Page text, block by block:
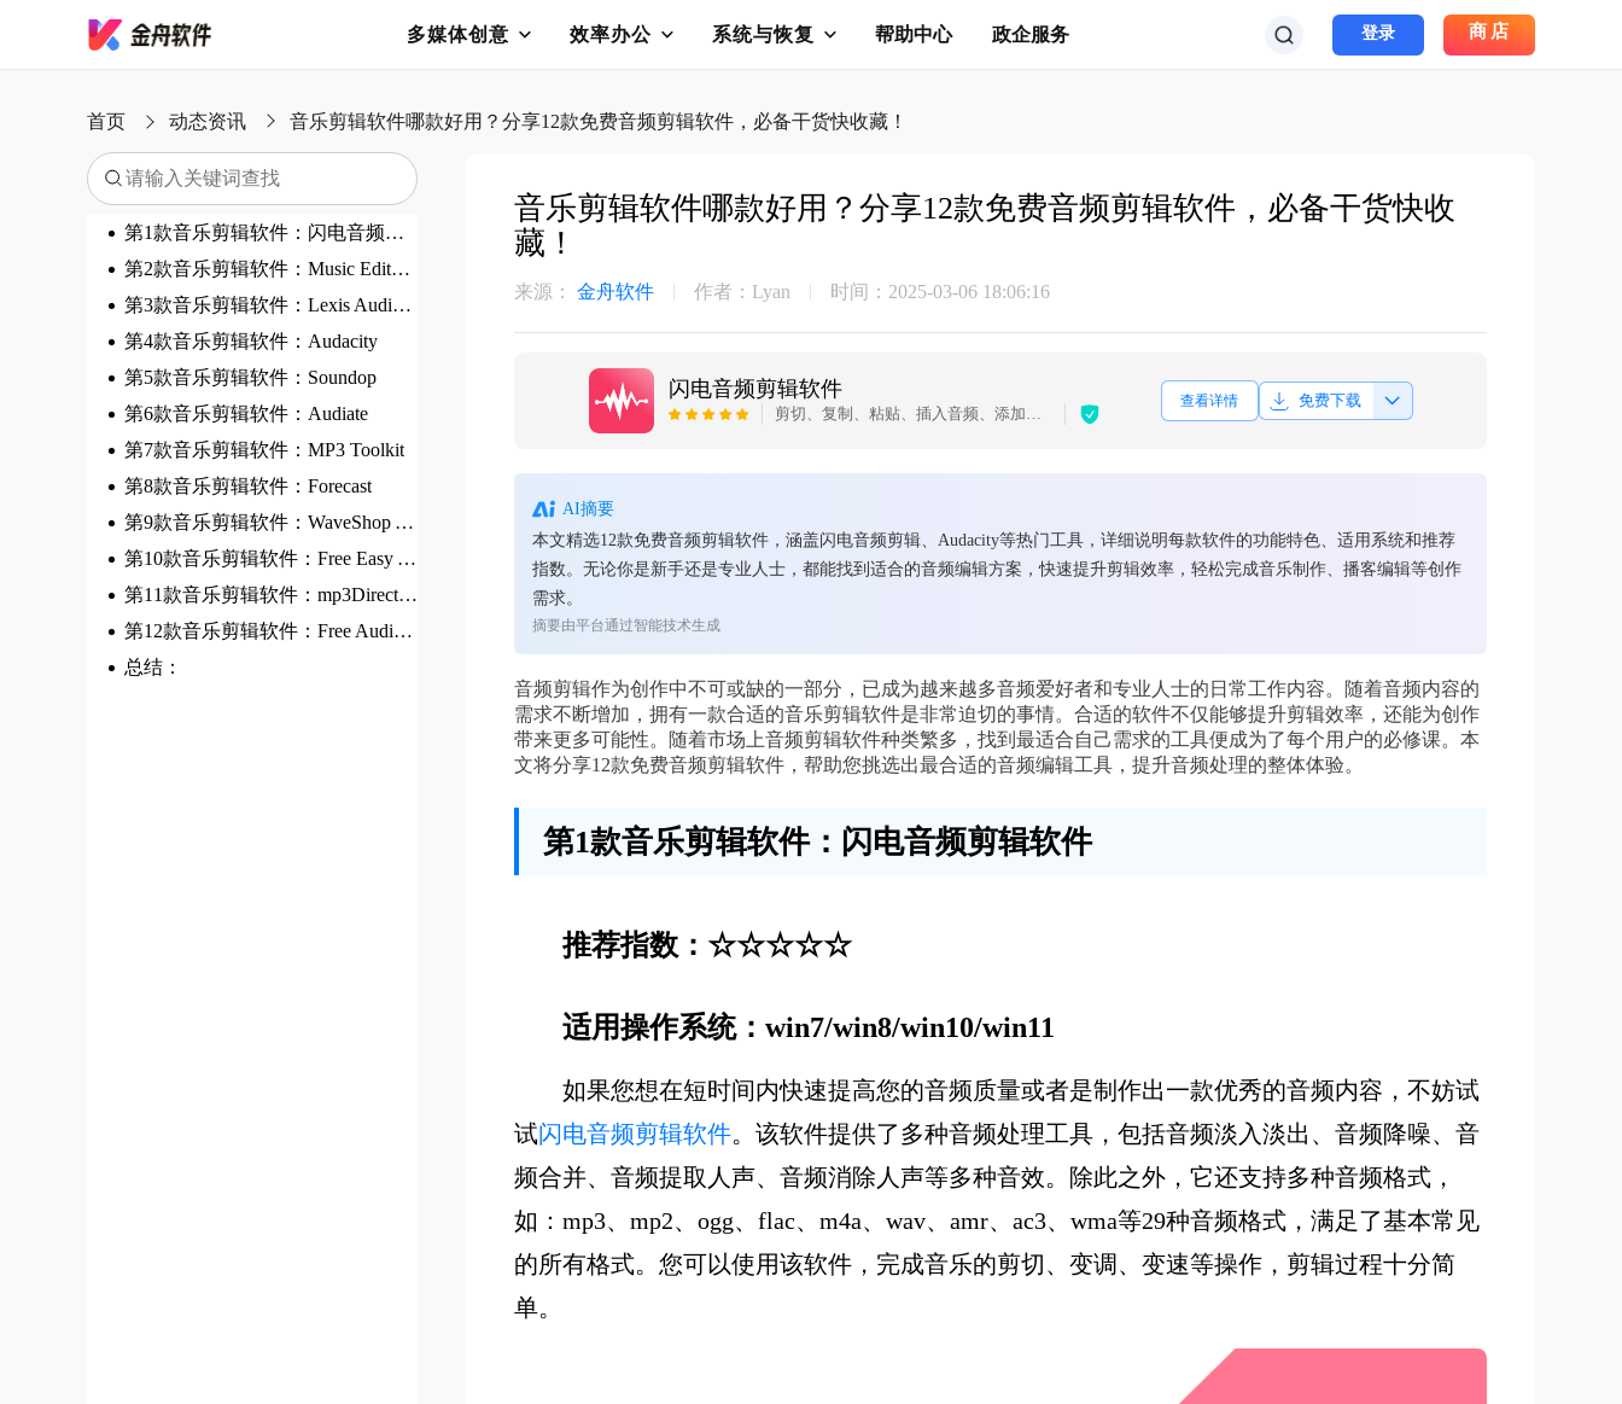
多媒体创意 效率办公 系统与恢复 帮助中心 政企服务 登录 商店
首页 动态资讯 音乐剪辑软件哪款好用？分享12款免费音频剪辑软件，必备干货快收藏！
第1款音乐剪辑软件：闪电音频剪辑软件
第2款音乐剪辑软件：Music Editor Free
第3款音乐剪辑软件：Lexis Audio Editor
第4款音乐剪辑软件：Audacity
第5款音乐剪辑软件：Soundop
第6款音乐剪辑软件：Audiate
第7款音乐剪辑软件：MP3 Toolkit
第8款音乐剪辑软件：Forecast
第9款音乐剪辑软件：WaveShop Audio Editor
第10款音乐剪辑软件：Free Easy Audio Editor
第11款音乐剪辑软件：mp3DirectCut
第12款音乐剪辑软件：Free Audio Editor
总结：
音乐剪辑软件哪款好用？分享12款免费音频剪辑软件，必备干货快收
藏！
来源： 金舟软件 作者：Lyan 时间：2025-03-06 18:06:16
闪电音频剪辑软件
剪切、复制、粘贴、插入音频、添加效果等多种编辑功能，可以简单的对录制好的音频文件重新编辑并制作铃声，为您的生活增添了独特的个性。
查看详情 免费下载
AI摘要
本文精选12款免费音频剪辑软件，涵盖闪电音频剪辑、Audacity等热门工具，详细说明每款软件的功能特色、适用系统和推荐
指数。无论你是新手还是专业人士，都能找到适合的音频编辑方案，快速提升剪辑效率，轻松完成音乐制作、播客编辑等创作
需求。
摘要由平台通过智能技术生成
音频剪辑作为创作中不可或缺的一部分，已成为越来越多音频爱好者和专业人士的日常工作内容。随着音频内容的
需求不断增加，拥有一款合适的音乐剪辑软件是非常迫切的事情。合适的软件不仅能够提升剪辑效率，还能为创作
带来更多可能性。随着市场上音频剪辑软件种类繁多，找到最适合自己需求的工具便成为了每个用户的必修课。本
文将分享12款免费音频剪辑软件，帮助您挑选出最合适的音频编辑工具，提升音频处理的整体体验。
第1款音乐剪辑软件：闪电音频剪辑软件
推荐指数：☆☆☆☆☆
适用操作系统：win7/win8/win10/win11
如果您想在短时间内快速提高您的音频质量或者是制作出一款优秀的音频内容，不妨试
试闪电音频剪辑软件。该软件提供了多种音频处理工具，包括音频淡入淡出、音频降噪、音
频合并、音频提取人声、音频消除人声等多种音效。除此之外，它还支持多种音频格式，
如：mp3、mp2、ogg、flac、m4a、wav、amr、ac3、wma等29种音频格式，满足了基本常见
的所有格式。您可以使用该软件，完成音乐的剪切、变调、变速等操作，剪辑过程十分简
单。